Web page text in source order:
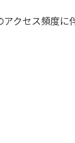
クセス頻度に